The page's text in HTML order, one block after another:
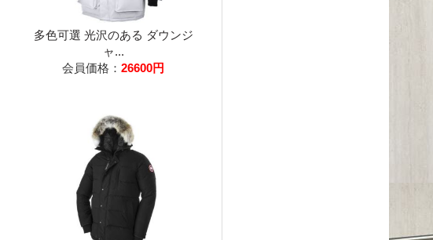
多色可選 光沢のある ダウンジ
ャ...
会員価格： 26600円